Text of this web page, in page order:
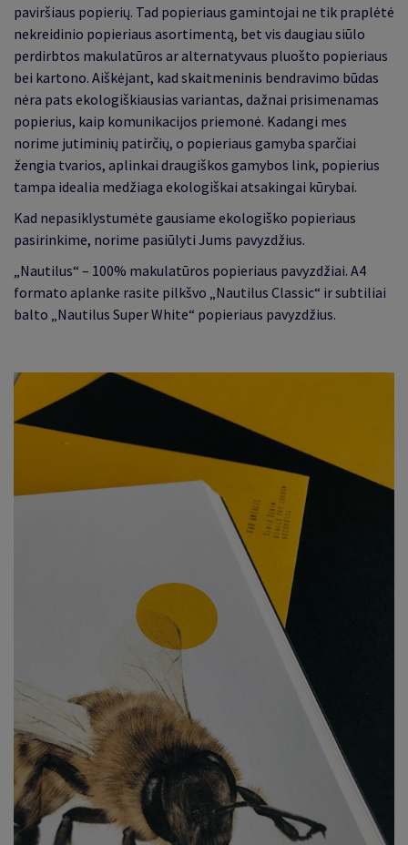
paviršiaus popierių. Tad popieriaus gamintojai ne tik praplėtė
nekreidinio popieriaus asortimentą, bet vis daugiau siūlo
perdirbtos makulatūros ar alternatyvaus pluošto popieriaus
bei kartono. Aiškėjant, kad skaitmeninis bendravimo būdas
nėra pats ekologiškiausias variantas, dažnai prisimenamas
popierius, kaip komunikacijos priemonė. Kadangi mes
norime jutiminių patirčių, o popieriaus gamyba sparčiai
žengia tvarios, aplinkai draugiškos gamybos link, popierius
tampa idealia medžiaga ekologiškai atsakingai kūrybai.
Kad nepasiklystumėte gausiame ekologiško popieriaus
pasirinkime, norime pasiūlyti Jums pavyzdžius.
„Nautilus“ – 100% makulatūros popieriaus pavyzdžiai. A4
formato aplanke rasite pilkšvo „Nautilus Classic“ ir subtiliai
balto „Nautilus Super White“ popieriaus pavyzdžius.